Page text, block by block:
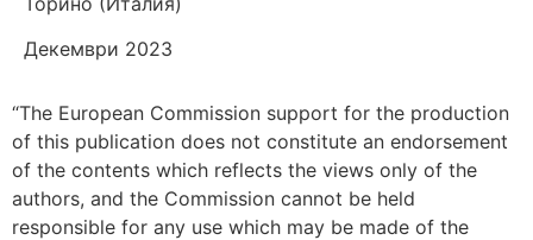
Декември 2023
“The European Commission support for the production
of this publication does not constitute an endorsement
of the contents which reflects the views only of the
authors, and the Commission cannot be held
responsible for any use which may be made of the